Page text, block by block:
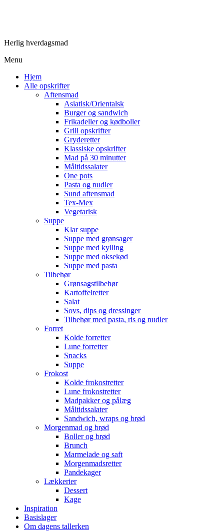
Herlig hverdagsmad
Menu
Hjem
Alle opskrifter
Aftensmad
Asiatisk/Orientalsk
Burger og sandwich
Frikadeller og kødboller
Grill opskrifter
Gryderetter
Klassiske opskrifter
Mad på 30 minutter
Måltidssalater
One pots
Pasta og nudler
Sund aftensmad
Tex-Mex
Vegetarisk
Suppe
Klar suppe
Suppe med grønsager
Suppe med kylling
Suppe med oksekød
Suppe med pasta
Tilbehør
Grønsagstilbehør
Kartoffelretter
Salat
Sovs, dips og dressinger
Tilbehør med pasta, ris og nudler
Forret
Kolde forretter
Lune forretter
Snacks
Suppe
Frokost
Kolde frokostretter
Lune frokostretter
Madpakker og pålæg
Måltidssalater
Sandwich, wraps og brød
Morgenmad og brød
Boller og brød
Brunch
Marmelade og saft
Morgenmadsretter
Pandekager
Lækkerier
Dessert
Kage
Inspiration
Basislager
Om dagens tallerken